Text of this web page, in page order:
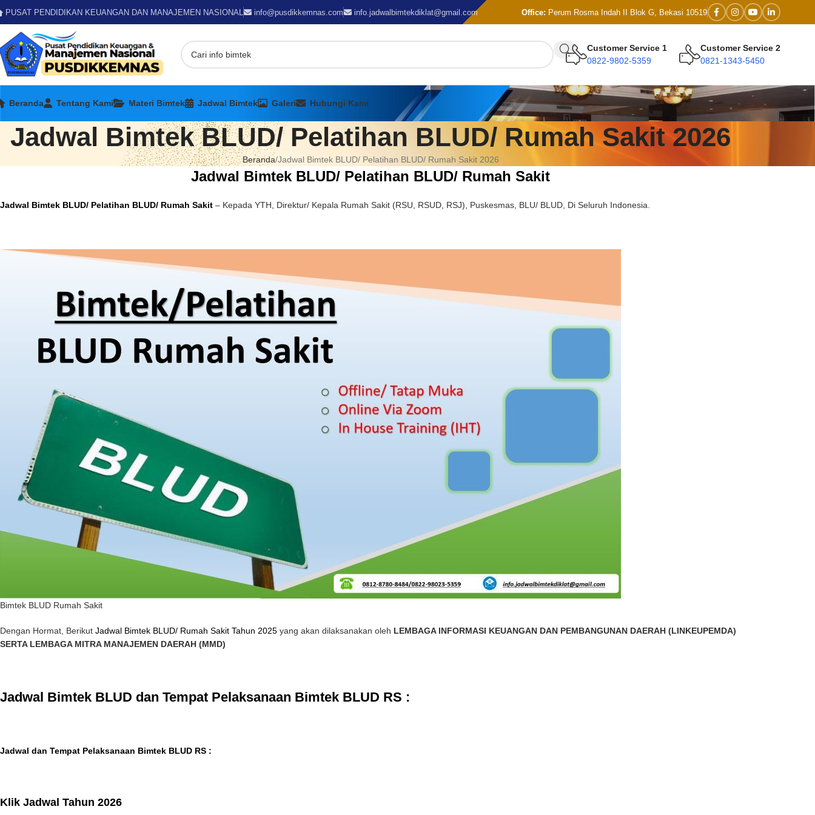
PUSAT PENDIDIKAN KEUANGAN DAN MANAJEMEN NASIONAL info@pusdikkemnas.com info.jadwalbimtekdiklat@gmail.com Office: Perum Rosma Indah II Blok G, Bekasi 10519
Customer Service 1
0822-9802-5359
Customer Service 2
0821-1343-5450
Beranda Tentang Kami Materi Bimtek Jadwal Bimtek Galeri Hubungi Kami
Jadwal Bimtek BLUD/ Pelatihan BLUD/ Rumah Sakit 2026
Beranda Jadwal Bimtek BLUD/ Pelatihan BLUD/ Rumah Sakit 2026
Jadwal Bimtek BLUD/ Pelatihan BLUD/ Rumah Sakit
Jadwal Bimtek BLUD/ Pelatihan BLUD/ Rumah Sakit – Kepada YTH, Direktur/ Kepala Rumah Sakit (RSU, RSUD, RSJ), Puskesmas, BLU/ BLUD, Di Seluruh Indonesia.
Bimtek BLUD Rumah Sakit
Dengan Hormat, Berikut Jadwal Bimtek BLUD/ Rumah Sakit Tahun 2025 yang akan dilaksanakan oleh LEMBAGA INFORMASI KEUANGAN DAN PEMBANGUNAN DAERAH (LINKEUPEMDA)
SERTA LEMBAGA MITRA MANAJEMEN DAERAH (MMD)
Jadwal Bimtek BLUD dan Tempat Pelaksanaan Bimtek BLUD RS :
Jadwal dan Tempat Pelaksanaan Bimtek BLUD RS :
Klik Jadwal Tahun 2026